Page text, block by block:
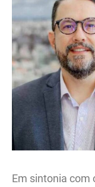
Em sintonia com